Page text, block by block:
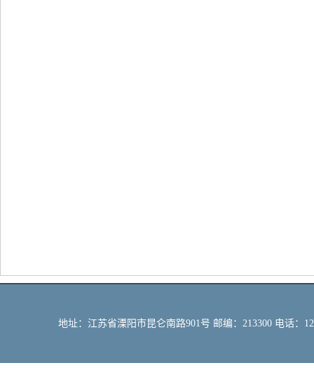
地址：江苏省溧阳市昆仑南路901号 邮编：213300 电话：